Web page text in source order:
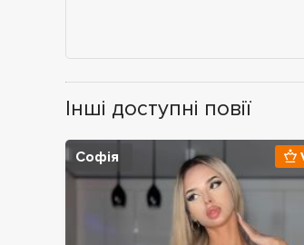
Інші доступні повії
Софія